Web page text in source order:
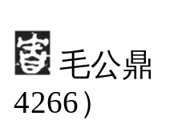
毛公鼎
4266）